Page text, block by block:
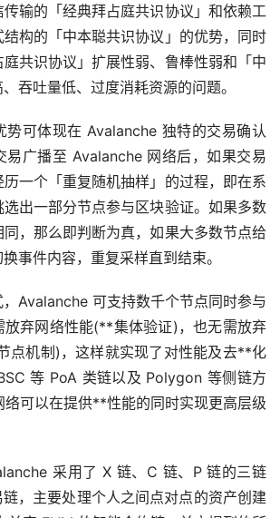
输的「经典拜占庭共识协议」和依赖工
构的「中本聪共识协议」的优势，同时
共识协议」扩展性弱、鲁棒性弱和「中
吞吐量低、过度消耗资源的问题。
势可体现在 Avalanche 独特的交易确认
易广播至 Avalanche 网络后，如果交易
一个「重复随机抽样」的过程，即在系
出一部分节点参与区块验证。如果多数
，那么即判断为真，如果大多数节点给
事件内容，重复采样直到结束。
Avalanche 可支持数千个节点同时参与
放弃网络性能(**集体验证)，也无需放弃
点机制)，这样就实现了对性能及去**化
等 PoA 类链以及 Polygon 等侧链方
可以在提供**性能的同时实现更高层级
采用了 X 链、C 链、P 链的三链
，主要处理个人之间点对点的资产创建